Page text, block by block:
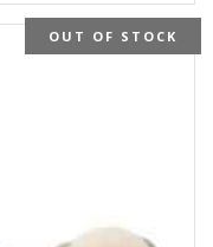
OUT OF STOCK